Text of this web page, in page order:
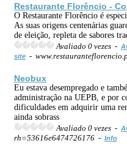
Restaurante Florêncio -
O Restaurante Florêncio é
As suas origens centenárias
de eleição, repleta de sabores
Avaliado 0 vezes -
site -
Neobux
Eu estava desempregado e
administração na UEPB, e por
dificuldades em adquirir uma
ainda sobrass
Avaliado 0 vezes -
rh=53616e6474726176 - Info